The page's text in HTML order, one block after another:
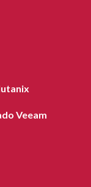
Veeam